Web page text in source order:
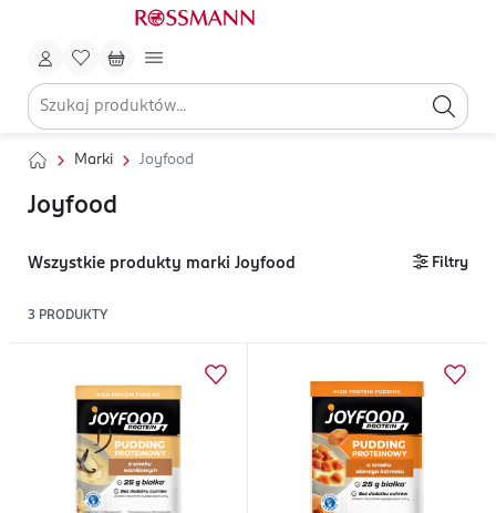
Marki Joyfood
Joyfood
Wszystkie produkty marki Joyfood Filtry
3 PRODUKTY